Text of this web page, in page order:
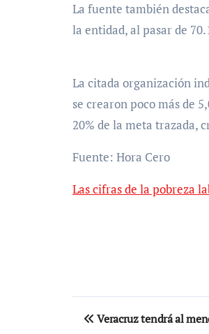
La fuente también
la entidad, al pasar de
La citada organización
se crearon poco más de
20% de la meta trazada,
Fuente: Hora Cero
Las cifras de la pobreza
Navegación
Veracruz tendrá al